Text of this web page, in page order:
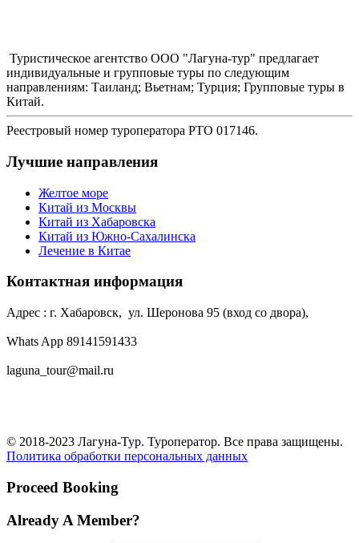
Туристическое агентство ООО "Лагуна-тур" предлагает
индивидуальные и групповые туры по следующим
направлениям: Таиланд; Вьетнам; Турция; Групповые туры в
Китай.
Реестровый номер туроператора РТО 017146.
Лучшие направления
Желтое море
Китай из Москвы
Китай из Хабаровска
Китай из Южно-Сахалинска
Лечение в Китае
Контактная информация
Адрес : г. Хабаровск, ул. Шеронова 95 (вход со двора),
Whats App 89141591433
laguna_tour@mail.ru
© 2018-2023 Лагуна-Тур. Туроператор. Все права защищены.
Политика обработки персональных данных
Proceed Booking
Already A Member?